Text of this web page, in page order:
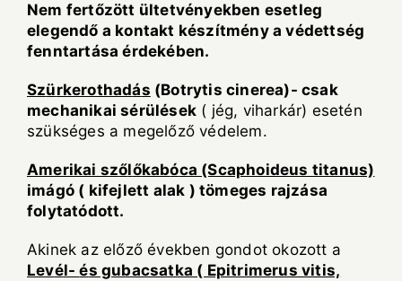
Nem fertőzött ültetvényekben esetleg
elegendő a kontakt készítmény a védettség
fenntartásaérdekében.
Szürkerothadás (Botrytis cinerea)- csak
mechanikai sérülések ( jég, viharkár) esetén
szükséges a megelőző védelem.
Amerikai szőlőkabóca (Scaphoideus titanus)
imágó ( kifejlett alak ) tömeges rajzása
folytatódott.
Akinek az előző években gondot okozott a
Levél-és gubacsatka ( Epitrimerus vitis,